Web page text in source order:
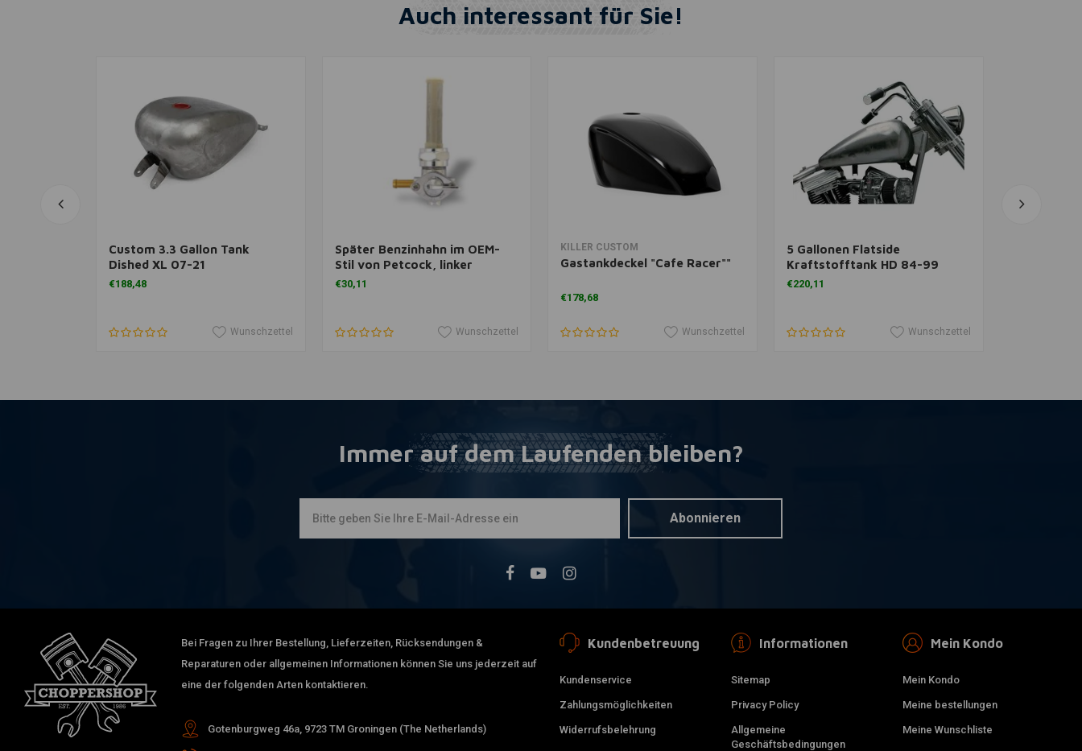
Auch interessant für Sie!
Zum Warenkorb hinzufügen
Custom 3.3 Gallon Tank
Dished XL 07-21
€188,48
Wunschzettel
Zum Warenkorb hinzufügen
Später Benzinhahn im OEM-
Stil von Petcock, linker
Auslass
€30,11
Wunschzettel
Zum Warenkorb hinzufügen
KILLER CUSTOM
Gastankdeckel "Cafe Racer""
€178,68
Wunschzettel
Zum Warenkorb hinzufügen
5 Gallonen Flatside
Kraftstofftank HD 84-99
Softail FX
€220,11
Wunschzettel
Immer auf dem Laufenden bleiben?
Abonnieren
Bei Fragen zu Ihrer Bestellung, Lieferzeiten, Rücksendungen &
Reparaturen oder allgemeinen Informationen können Sie uns jederzeit auf
eine der folgenden Arten kontaktieren.
Gotenburgweg 46a, 9723 TM Groningen (The Netherlands)
Kundenbetreuung
Kundenservice
Zahlungsmöglichkeiten
Widerrufsbelehrung
Informationen
Sitemap
Privacy Policy
Allgemeine
Geschäftsbedingungen
Mein Kondo
Mein Kondo
Meine bestellungen
Meine Wunschliste